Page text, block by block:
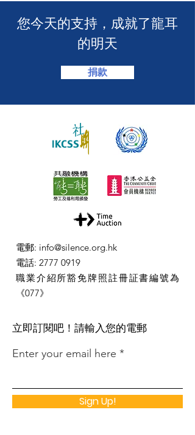
​您今天的支持，成就了龍耳
的明天
捐款
電郵: info@silence.org.hk
電話: 2777 0919
職業介紹所豁免牌照註冊証書編號為
《077》
​立即訂閱吧！請輸入您的電郵
Enter your email here
Sign Up!